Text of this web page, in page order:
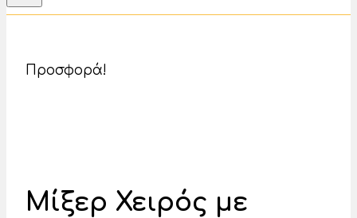
Προσφορά!
Μίξερ Χειρός με